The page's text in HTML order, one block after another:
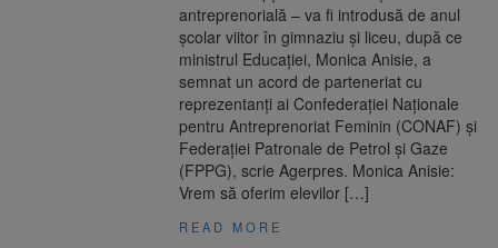
antreprenorială – va fi introdusă de anul
şcolar viitor în gimnaziu şi liceu, după ce
ministrul Educaţiei, Monica Anisie, a
semnat un acord de parteneriat cu
reprezentanţi ai Confederaţiei Naţionale
pentru Antreprenoriat Feminin (CONAF) şi
Federaţiei Patronale de Petrol şi Gaze
(FPPG), scrie Agerpres. Monica Anisie:
Vrem să oferim elevilor […]
READ MORE